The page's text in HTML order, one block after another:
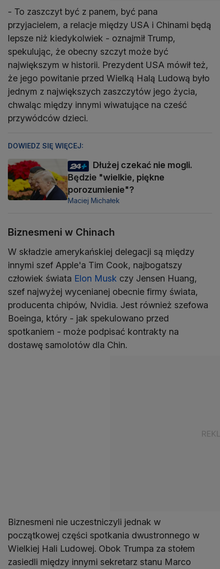
- To zaszczyt być z panem, być pana
przyjacielem, a relacje między USA i Chinami będą
lepsze niż kiedykolwiek - oznajmił Trump,
spekulując, że obecny szczyt może być
największym w historii. Prezydent USA mówił też,
że jego powitanie przed Wielką Halą Ludową było
jednym z największych zaszczytów jego życia,
chwaląc między innymi wiwatujące na cześć
przywódców dzieci.
DOWIEDZ SIĘ WIĘCEJ:
Dłużej czekać nie mogli.
Będzie "wielkie, piękne
porozumienie"?
Maciej Michałek
Biznesmeni w Chinach
W składzie amerykańskiej delegacji są między
innymi szef Apple'a Tim Cook, najbogatszy
człowiek świata Elon Musk czy Jensen Huang,
szef najwyżej wycenianej obecnie firmy świata,
producenta chipów, Nvidia. Jest również szefowa
Boeinga, który - jak spekulowano przed
spotkaniem - może podpisać kontrakty na
dostawę samolotów dla Chin.
Biznesmeni nie uczestniczyli jednak w
początkowej części spotkania dwustronnego w
Wielkiej Hali Ludowej. Obok Trumpa za stołem
zasiedli między innymi sekretarz stanu Marco